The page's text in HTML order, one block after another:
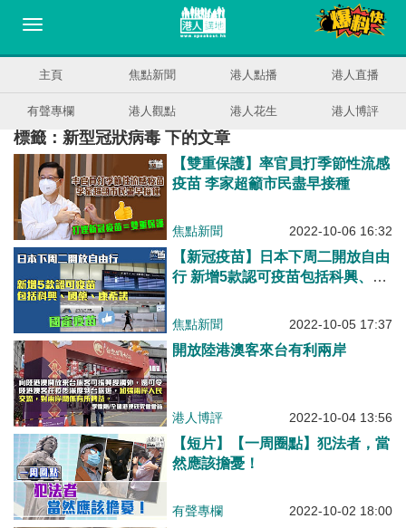
主頁 焦點新聞 港人點播 港人直播
有聲專欄 港人觀點 港人花生 港人博評
標籤：新型冠狀病毒 下的文章
【雙重保護】率官員打季節性流感
疫苗 李家超籲市民盡早接種
焦點新聞 2022-10-06 16:32
【新冠疫苗】日本下周二開放自由
行 新增5款認可疫苗包括科興、國
焦點新聞 2022-10-05 17:37
開放陸港澳客來台有利兩岸
港人博評 2022-10-04 13:56
【短片】【一周圈點】犯法者，當
然應該擔憂！
有聲專欄 2022-10-02 18:00